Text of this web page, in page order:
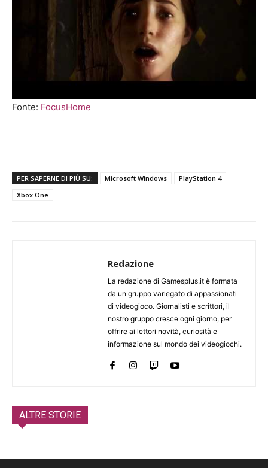
Fonte: FocusHome
PER SAPERNE DI PIÙ SU: Microsoft Windows
PlayStation 4
Xbox One
Redazione
La redazione di Gamesplus.it è formata
da un gruppo variegato di appassionati
di videogioco. Giornalisti e scrittori, il
nostro gruppo cresce ogni giorno, per
offrire ai lettori novità, curiosità e
informazione sul mondo dei videogiochi.
ALTRE STORIE